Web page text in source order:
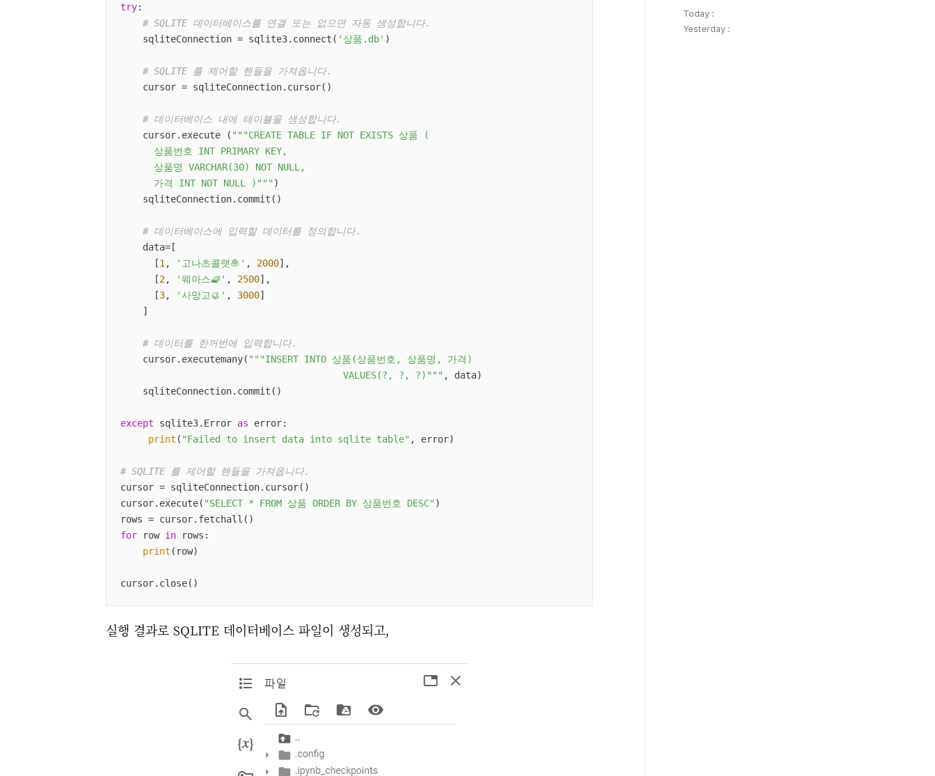
try:
# SQLITE 데이터베이스를 연결 또는 없으면 자동 생성합니다.
    sqliteConnection = sqlite3.connect(
'상품.db' )
# SQLITE 를 제어할 핸들을 가져옵니다.
# 데이터베이스 내에 테이블을 생성합니다.
    cursor.execute (
"""CREATE TABLE IF NOT EXISTS 상품 (
      가격 INT NOT NULL )"""
)
# 데이터베이스에 입력할 데이터를 정의합니다.
      [
1 , '고나초콜랫🧆' , 2000],
      [
2, '웨아스🧇' , 2500],
      [
3, '사망고🥮' , 3000]
# 데이터를 한꺼번에 입력합니다.
    cursor.executemany(
"""INSERT INTO 상품(상품번호, 상품명, 가격)
					VALUES(?, ?, ?)"""
, data)
except sqlite3.Error as error:
print ( "Failed to insert data into sqlite table" , error)
# SQLITE 를 제어할 핸들을 가져옵니다.
cursor = sqliteConnection.cursor()
cursor.execute( "SELECT * FROM 상품 ORDER BY 상품번호 DESC" )
for row in rows:
print (row)
cursor.close()
실행 결과로 SQLITE 데이터베이스 파일이 생성되고,
Today :
Yesterday :